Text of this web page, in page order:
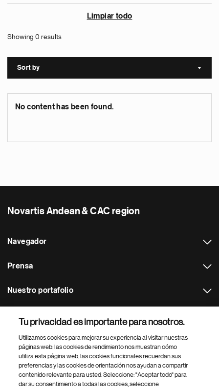
Limpiar todo
Showing 0 results
Sort by Sort
No content has been found.
Novartis Andean & CAC region
Navegador
Prensa
Nuestro portafolio
Footer Site Search
Tu privacidad es importante para nosotros.
Utilizamos cookies para mejorar su experiencia al visitar nuestras
páginas web: las cookies de rendimiento nos muestran cómo
utiliza esta página web, las cookies funcionales recuerdan sus
preferencias y las cookies de orientación nos ayudan a compartir
contenido relevante para usted. Seleccione: "Aceptar todo" para
dar su consentimiento a todas las cookies, seleccione